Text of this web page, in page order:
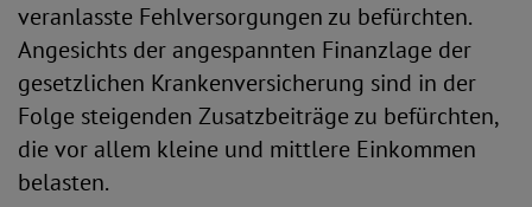
veranlasste Fehlversorgungen zu befürchten.
Angesichts der angespannten Finanzlage der
gesetzlichen Krankenversicherung sind in der
Folge steigenden Zusatzbeiträge zu befürchten,
die vor allem kleine und mittlere Einkommen
belasten.